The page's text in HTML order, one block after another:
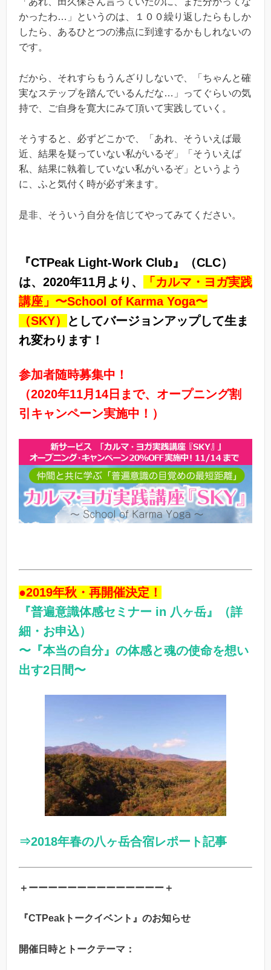
かったわ…」というのは、１００繰り返したらもしか
したら、あるひとつの沸点に到達するかもしれないの
です。
だから、それすらもうんざりしないで、「ちゃんと確
実なステップを踏んでいるんだな…」ってぐらいの気
持で、ご自身を寛大にみて頂いて実践していく。
そうすると、必ずどこかで、「あれ、そういえば最
近、結果を疑っていない私がいるぞ」「そういえば
私、結果に執着していない私がいるぞ」というよう
に、ふと気付く時が必ず来ます。
是非、そういう自分を信じてやってみてください。
『CTPeak Light-Work Club』（CLC）
は、2020年11月より、
「カルマ・ヨガ実践
講座」〜School of Karma Yoga〜
（SKY）
としてバージョンアップして生ま
れ変わります！
参加者随時募集中！
（2020年11月14日まで、オープニング割
引キャンペーン実施中！）
●2019年秋・再開催決定！
『普遍意識体感セミナー in 八ヶ岳』（詳
細・お申込）
〜『本当の自分』の体感と魂の使命を想い
出す2日間〜
⇒2018年春の八ヶ岳合宿レポート記事
＋ーーーーーーーーーーーーーー＋
『CTPeakトークイベント』のお知らせ
開催日時とトークテーマ：